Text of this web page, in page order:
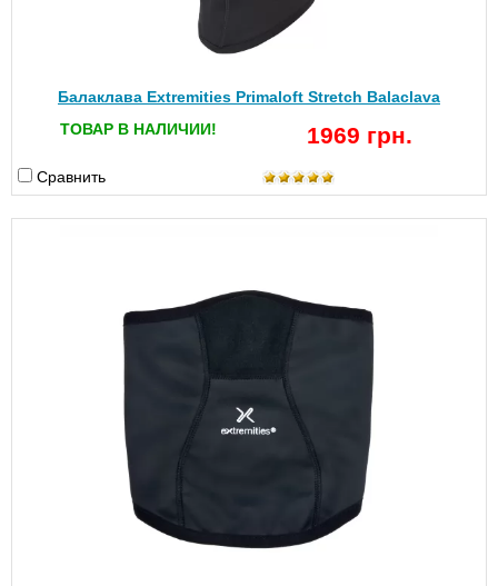
Балаклава Extremities Primaloft Stretch Balaclava
ТОВАР В НАЛИЧИИ!
1969 грн.
Сравнить